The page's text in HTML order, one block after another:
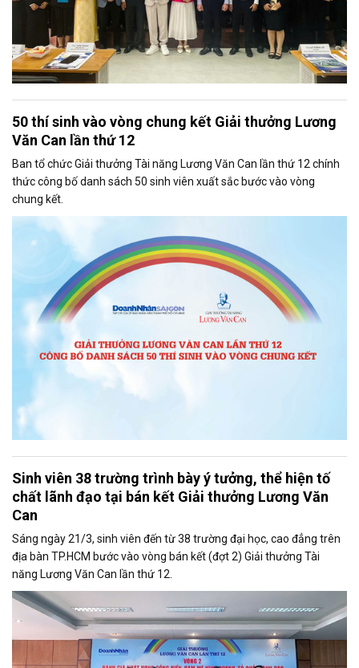
50 thí sinh vào vòng chung kết Giải thưởng Lương
Văn Can lần thứ 12
Ban tổ chức Giải thưởng Tài năng Lương Văn Can lần thứ 12 chính
thức công bố danh sách 50 sinh viên xuất sắc bước vào vòng
chung kết.
Sinh viên 38 trường trình bày ý tưởng, thể hiện tố
chất lãnh đạo tại bán kết Giải thưởng Lương Văn
Can
Sáng ngày 21/3, sinh viên đến từ 38 trường đại học, cao đẳng trên
địa bàn TP.HCM bước vào vòng bán kết (đợt 2) Giải thưởng Tài
năng Lương Văn Can lần thứ 12.